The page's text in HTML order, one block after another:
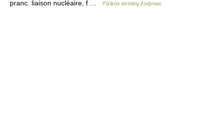
pranc. liaison nucléaire, f …
Fizikos terminų žodynas